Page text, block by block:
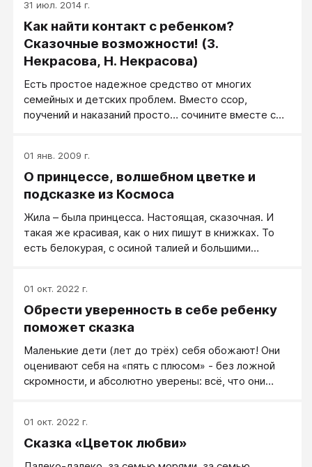
31 июл. 2014 г.
Как найти контакт с ребенком?
Сказочные возможности! (З.
Некрасова, Н. Некрасова)
Есть простое надежное средство от многих
семейных и детских проблем. Вместо ссор,
поучений и наказаний просто… сочините вместе с
что самое главное – поможет наладить контакт:
перекинуть мостик понимания и дружбы между
обыденным миром взрослых и волшебным миром
книге.
01 янв. 2009 г.
О принцессе, волшебном цветке и
подсказке из Космоса
Жила – была принцесса. Настоящая, сказочная. И
такая же красивая, как о них пишут в книжках. То
есть белокурая, с осиной талией и большими
была вечно недовольна. То трон ей поставили
жесткий, то шоколад слишком горький. И ворчала
она круглыми сутками.
01 окт. 2022 г.
Обрести уверенность в себе ребенку
поможет сказка
Маленькие дети (лет до трёх) себя обожают! Они
оценивают себя на «пять с плюсом» - без ложной
скромности, и абсолютно уверены: всё, что они
довольным существом. И он не сомневается, как
нужен и важен и как его любят. Так должно быть.
01 окт. 2022 г.
Сказка «Цветок любви»